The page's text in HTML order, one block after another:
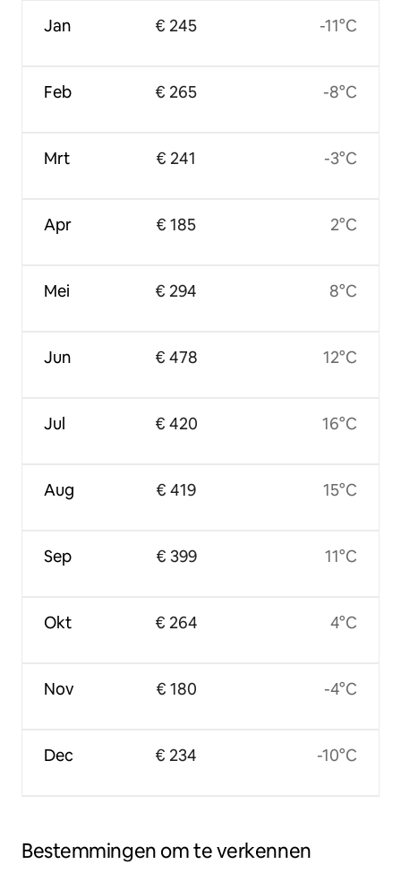
Jan
Feb
Mrt
Apr
Mei
Jun
Jul
Aug
Sep
Okt
Nov
Dec
€ 245
€ 265
€ 241
€ 185
€ 294
€ 478
€ 420
€ 419
€ 399
€ 264
€ 180
€ 234
-11°C
-8°C
-3°C
2°C
8°C
12°C
16°C
15°C
11°C
4°C
-4°C
-10°C
Bestemmingen om te verkennen